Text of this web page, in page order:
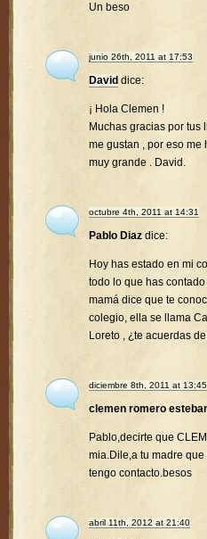
Un beso
junio 26th, 2011 at 17:53
David dice:
¡ Hola Clemen !
Muchas gracias por tus
me gustan , por eso
muy grande . David.
octubre 4th, 2011 at 14:31
Pablo Diaz dice:
Hoy has estado en mi
todo lo que has
mamá dice que te
colegio, ella se llama
Loreto , ¿te acuerdas
diciembre 8th, 2011 at 13:45
clemen romero
Pablo,decirte que
mia.Dile,a tu madre
tengo contacto.besos
abril 11th, 2012 at 21:40